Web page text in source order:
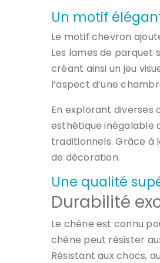
Un motif
Le motif chevron
Les lames de parquet
créant ainsi un jeu
l’aspect d’une
En explorant diverses
esthétique inégalable
traditionnels. Grâce à
de décoration.
Une qualité
Durabilité
Le chêne est connu
chêne peut résister
Résistant aux chocs,